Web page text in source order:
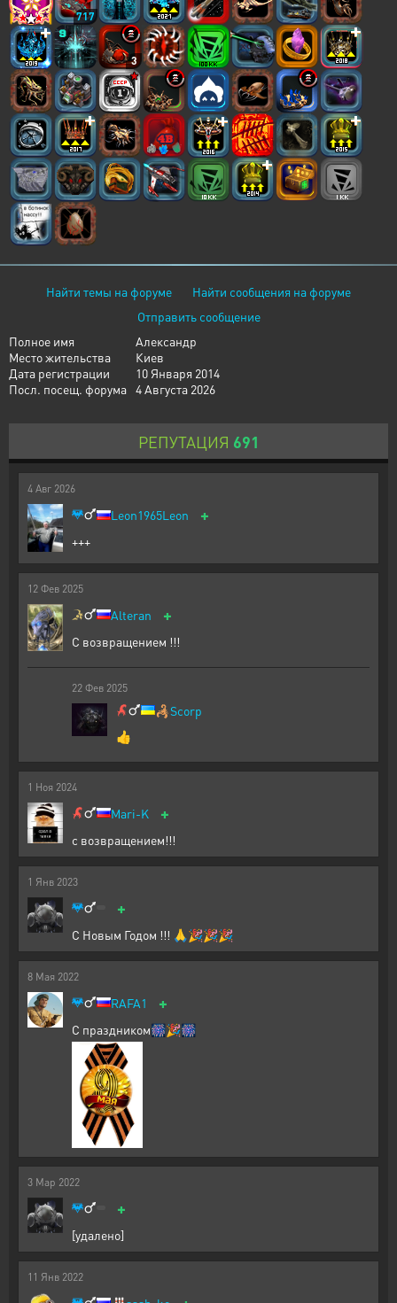
717
3
Найти темы на форуме
Найти сообщения на форуме
Отправить сообщение
Полное имя
Александр
Место жительства
Киев
Дата регистрации
10 Января 2014
Посл. посещ. форума 4 Августа 2026
РЕПУТАЦИЯ 691
4 Авг 2026
Leon1965Leon +
+++
12 Фев 2025
Alteran +
С возвращением !!!
22 Фев 2025
🦂Scorp
👍
1 Ноя 2024
Mari-K +
с возвращением!!!
1 Янв 2023
+
С Новым Годом !!! 🙏🎉🎉🎉
8 Мая 2022
RAFA1 +
С праздником🎆🎉🎆
3 Мар 2022
+
[удалено]
11 Янв 2022